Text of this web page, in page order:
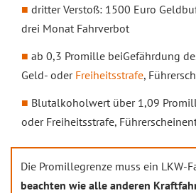
dritter Verstoß: 1500 Euro
drei Monat Fahrverbot
ab 0,3 Promille beiGefährdung
Geld- oder Freiheitsstrafe,
Blutalkoholwert über 1,09
oder Freiheitsstrafe,
Die Promillegrenze muss ein LKW-
beachten wie alle anderen